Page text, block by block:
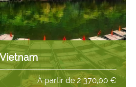
À partir de2 370,00 €